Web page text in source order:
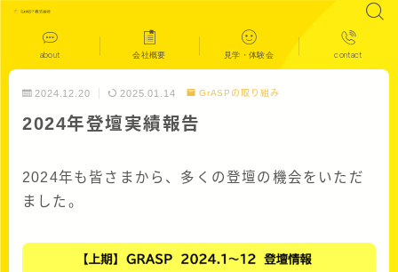
about 会社概要 見学・体験会 contact
2024.12.20 2025.01.14 GrASPの取り組み
2024年登壇実績報告
2024年も皆さまから、多くの登壇の機会をいただ
ました。